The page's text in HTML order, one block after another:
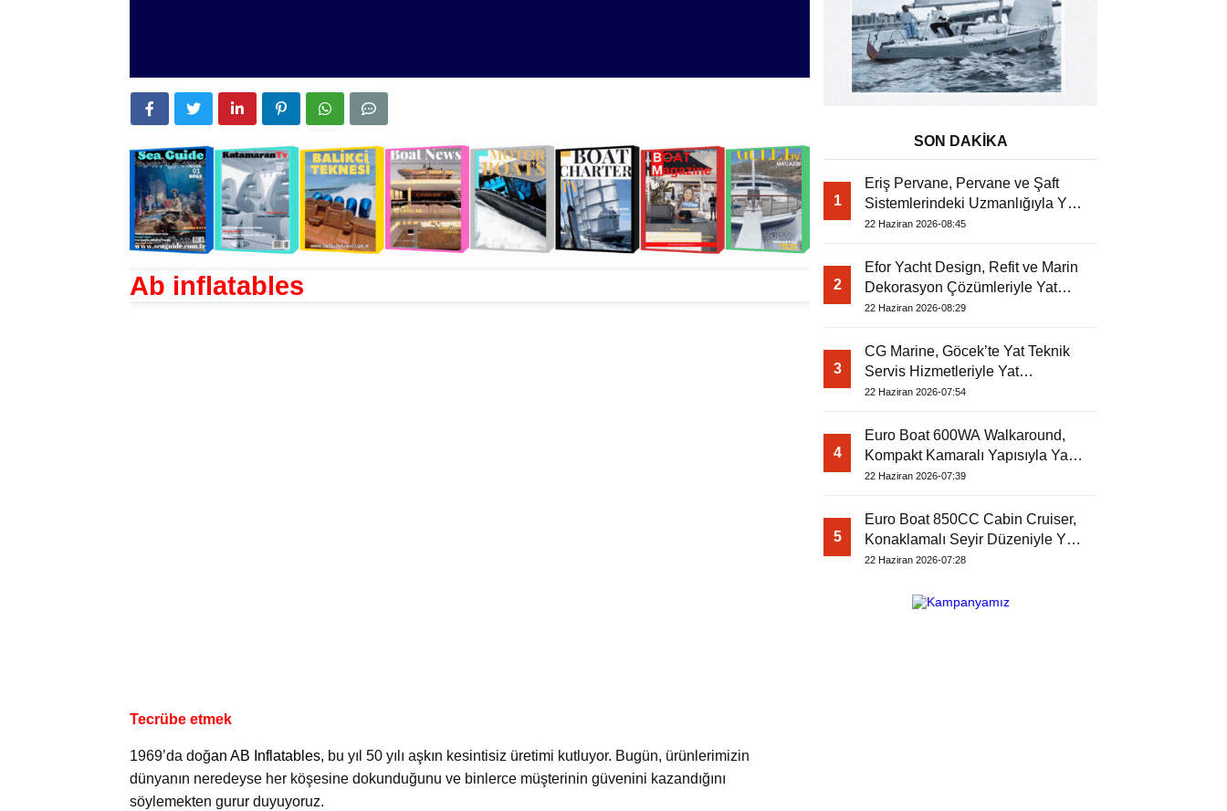
Ab inflatables
Tecrübe etmek
1969’da doğan AB Inflatables, bu yıl 50 yılı aşkın kesintisiz üretimi kutluyor. Bugün, ürünlerimizin
dünyanın neredeyse her köşesine dokunduğunu ve binlerce müşterinin güvenini kazandığını
söylemekten gurur duyuyoruz.
SON DAKİKA
1
Eriş Pervane, Pervane ve Şaft
Sistemlerindeki Uzmanlığıyla Yat
Dergisi’nde
22 Haziran 2026-08:45
2
Efor Yacht Design, Refit ve Marin
Dekorasyon Çözümleriyle Yat
Dergisi’nde
22 Haziran 2026-08:29
3
CG Marine, Göcek’te Yat Teknik
Servis Hizmetleriyle Yat
Dergisi’nde
22 Haziran 2026-07:54
4
Euro Boat 600WA Walkaround,
Kompakt Kamaralı Yapısıyla Yat
Dergisi’nde
22 Haziran 2026-07:39
5
Euro Boat 850CC Cabin Cruiser,
Konaklamalı Seyir Düzeniyle Yat
Dergisi’nde
22 Haziran 2026-07:28